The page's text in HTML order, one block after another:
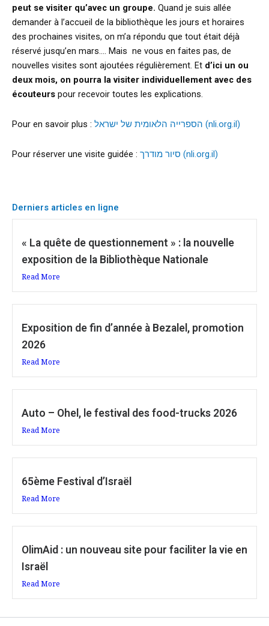
peut se visiter qu’avec un groupe. Quand je suis allée
demander à l’accueil de la bibliothèque les jours et horaires
des prochaines visites, on m’a répondu que tout était déjà
réservé jusqu’en mars…. Mais ne vous en faites pas, de
nouvelles visites sont ajoutées régulièrement. Et d’ici un ou
deux mois, on pourra la visiter individuellement avec des
écouteurs pour recevoir toutes les explications.
Pour en savoir plus : הספרייה הלאומית של ישראל (nli.org.il)
Pour réserver une visite guidée : סיור מודרך (nli.org.il)
Derniers articles en ligne
« La quête de questionnement » : la nouvelle
exposition de la Bibliothèque Nationale
Read More
Exposition de fin d’année à Bezalel, promotion
2026
Read More
Auto – Ohel, le festival des food-trucks 2026
Read More
65ème Festival d’Israël
Read More
OlimAid : un nouveau site pour faciliter la vie en
Israël
Read More